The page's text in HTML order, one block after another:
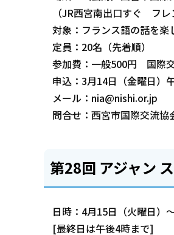
（JR西宮南出口すぐ フレ
対象：フランス語の話を楽
定員：20名（先着順）
参加費：一般500円 国際
申込：3月14日（金曜日）
メール：nia@nishi.or.jp
問合せ：西宮市国際交流
第28回 アジャン
日時：4月15日（火曜日）
[最終日は午後4時まで]